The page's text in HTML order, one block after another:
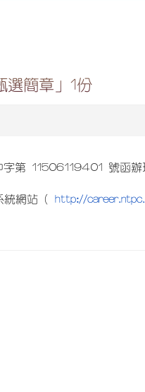
選簡章」1份
第 11506119401 號函辦
統網站（ http://